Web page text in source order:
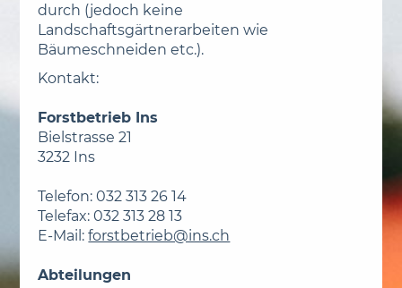
durch (jedoch keine
Landschaftsgärtnerarbeiten wie
Bäumeschneiden etc.).
Kontakt:
Forstbetrieb Ins
Bielstrasse 21
3232 Ins
Telefon: 032 313 26 14
Telefax: 032 313 28 13
E-Mail:forstbetrieb@ins.ch
Abteilungen